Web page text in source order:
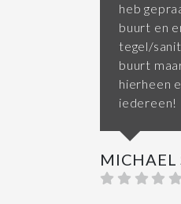
heb
buurt en
tegel/
buurt
hierheen
iedereen!
MICHAEL